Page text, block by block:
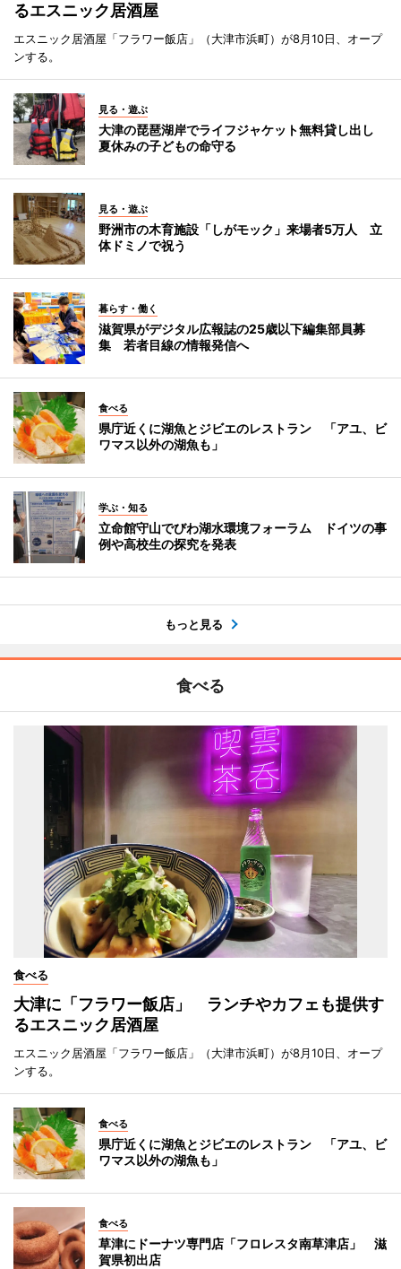
るエスニック居酒屋
エスニック居酒屋「フラワー飯店」（大津市浜町）が8月10日、オープ
ンする。
見る・遊ぶ
大津の琵琶湖岸でライフジャケット無料貸し出し
夏休みの子どもの命守る
見る・遊ぶ
野洲市の木育施設「しがモック」来場者5万人 立
体ドミノで祝う
暮らす・働く
滋賀県がデジタル広報誌の25歳以下編集部員募
集 若者目線の情報発信へ
食べる
県庁近くに湖魚とジビエのレストラン 「アユ、ビ
ワマス以外の湖魚も」
学ぶ・知る
立命館守山でびわ湖水環境フォーラム ドイツの事
例や高校生の探究を発表
もっと見る
食べる
食べる
大津に「フラワー飯店」 ランチやカフェも提供す
るエスニック居酒屋
エスニック居酒屋「フラワー飯店」（大津市浜町）が8月10日、オープ
ンする。
食べる
県庁近くに湖魚とジビエのレストラン 「アユ、ビ
ワマス以外の湖魚も」
食べる
草津にドーナツ専門店「フロレスタ南草津店」 滋
賀県初出店